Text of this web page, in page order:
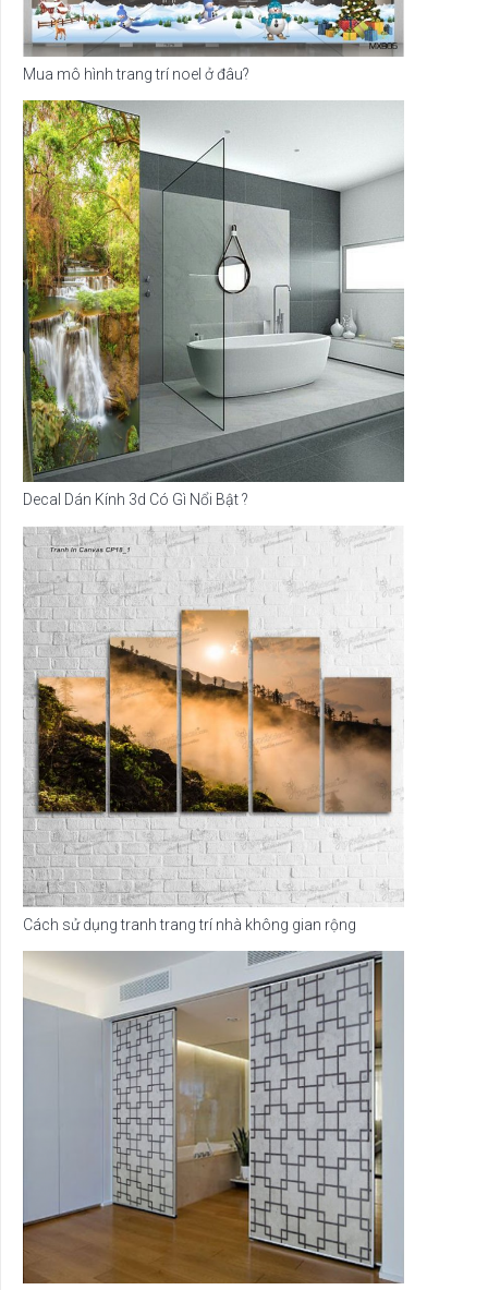
Mua mô hình trang trí noel ở đâu?
Decal Dán Kính 3d Có Gì Nổi Bật ?
Cách sử dụng tranh trang trí nhà không gian rộng